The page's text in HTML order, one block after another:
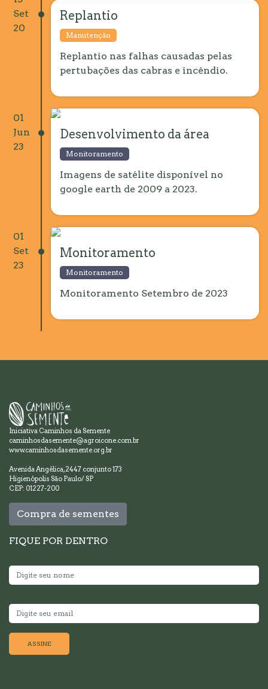
Set
20
Replantio
Manutenção
Replantio nas falhas causadas pelas
pertubações das cabras e incêndio.
01
Jun
23
Desenvolvimento da área
Monitoramento
Imagens de satélite disponível no
google earth de 2009 a 2023.
01
Set
23
Monitoramento
Monitoramento
Monitoramento Setembro de 2023
Iniciativa Caminhos da Semente
caminhosdasemente@agroicone.com.br
www.caminhosdasemente.org.br
Avenida Angélica, 2447 conjunto 173
Higienópolis São Paulo/ SP
CEP: 01227-200
Compra de sementes
FIQUE POR DENTRO
ASSINE